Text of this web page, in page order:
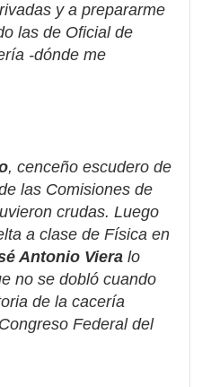
y a prepararme
las de Oficial de
-dónde me
, cenceño escudero de
las Comisiones de
crudas. Luego
a clase de Física en
Antonio Viera lo
no se dobló cuando
de la cacería
Federal del